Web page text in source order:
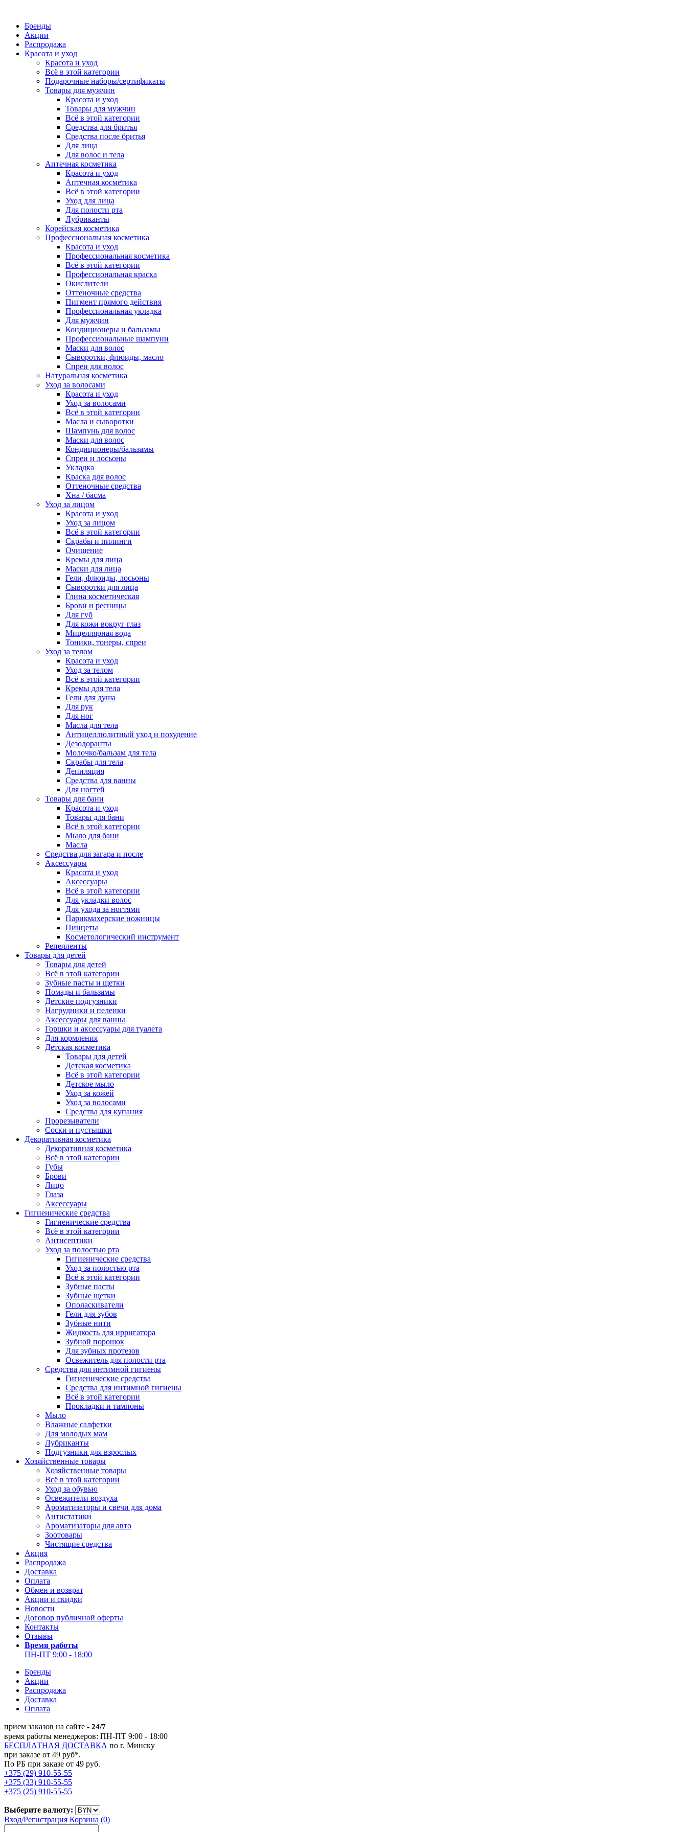
Бренды
Акции
Распродажа
Красота и уход
Красота и уход
Всё в этой категории
Подарочные наборы/сертификаты
Товары для мужчин
Красота и уход
Товары для мужчин
Всё в этой категории
Средства для бритья
Средства после бритья
Для лица
Для волос и тела
Аптечная косметика
Красота и уход
Аптечная косметика
Всё в этой категории
Уход для лица
Для полости рта
Лубриканты
Корейская косметика
Профессиональная косметика
Красота и уход
Профессиональная косметика
Всё в этой категории
Профессиональная краска
Окислители
Оттеночные средства
Пигмент прямого действия
Профессиональная укладка
Для мужчин
Кондиционеры и бальзамы
Профессиональные шампуни
Маски для волос
Сыворотки, флюиды, масло
Спреи для волос
Натуральная косметика
Уход за волосами
Красота и уход
Уход за волосами
Всё в этой категории
Масла и сыворотки
Шампунь для волос
Маски для волос
Кондиционеры/бальзамы
Спреи и лосьоны
Укладка
Краска для волос
Оттеночные средства
Хна / басма
Уход за лицом
Красота и уход
Уход за лицом
Всё в этой категории
Скрабы и пилинги
Очищение
Кремы для лица
Маски для лица
Гели, флюиды, лосьоны
Сыворотки для лица
Глина косметическая
Брови и ресницы
Для губ
Для кожи вокруг глаз
Мицеллярная вода
Тоники, тонеры, спреи
Уход за телом
Красота и уход
Уход за телом
Всё в этой категории
Кремы для тела
Гели для душа
Для рук
Для ног
Масла для тела
Антицеллюлитный уход и похудение
Дезодоранты
Молочко/бальзам для тела
Скрабы для тела
Депиляция
Средства для ванны
Для ногтей
Товары для бани
Красота и уход
Товары для бани
Всё в этой категории
Мыло для бани
Масла
Средства для загара и после
Аксессуары
Красота и уход
Аксессуары
Всё в этой категории
Для укладки волос
Для ухода за ногтями
Парикмахерские ножницы
Пинцеты
Косметологический инструмент
Репелленты
Товары для детей
Товары для детей
Всё в этой категории
Зубные пасты и щетки
Помады и бальзамы
Детские подгузники
Нагрудники и пеленки
Аксессуары для ванны
Горшки и аксессуары для туалета
Для кормления
Детская косметика
Товары для детей
Детская косметика
Всё в этой категории
Детское мыло
Уход за кожей
Уход за волосами
Средства для купания
Прорезыватели
Соски и пустышки
Декоративная косметика
Декоративная косметика
Всё в этой категории
Губы
Брови
Лицо
Глаза
Аксессуары
Гигиенические средства
Гигиенические средства
Всё в этой категории
Антисептики
Уход за полостью рта
Гигиенические средства
Уход за полостью рта
Всё в этой категории
Зубные пасты
Зубные щетки
Ополаскиватели
Гели для зубов
Зубные нити
Жидкость для ирригатора
Зубной порошок
Для зубных протезов
Освежитель для полости рта
Средства для интимной гигиены
Гигиенические средства
Средства для интимной гигиены
Всё в этой категории
Прокладки и тампоны
Мыло
Влажные салфетки
Для молодых мам
Лубриканты
Подгузники для взрослых
Хозяйственные товары
Хозяйственные товары
Всё в этой категории
Уход за обувью
Освежители воздуха
Ароматизаторы и свечи для дома
Антистатики
Ароматизаторы для авто
Зоотовары
Чистящие средства
Акция
Распродажа
Доставка
Оплата
Обмен и возврат
Акции и скидки
Новости
Договор публичной оферты
Контакты
Отзывы
Время работы
ПН-ПТ 9:00 - 18:00
Бренды
Акции
Распродажа
Доставка
Оплата
прием заказов на сайте - 24/7
время работы менеджеров: ПН-ПТ 9:00 - 18:00
БЕСПЛАТНАЯ ДОСТАВКА по г. Минску
при заказе от 49 руб*.
По РБ при заказе от 49 руб.
+375 (29) 910-55-55
+375 (33) 910-55-55
+375 (25) 910-55-55
Выберите валюту:
Вход/Регистрация Корзина (0)